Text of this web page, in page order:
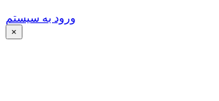
ورود به سیستم
×